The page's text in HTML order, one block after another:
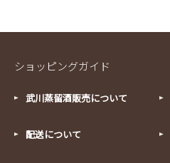
ショッピングガイド
武川蒸留酒販売について
配送について